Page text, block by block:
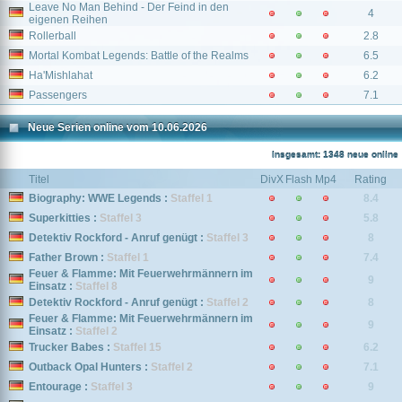
Leave No Man Behind - Der Feind in den
eigenen Reihen
4
Rollerball
2.8
Mortal Kombat Legends: Battle of the Realms
6.5
Ha'Mishlahat
6.2
Passengers
7.1
Neue Serien online vom 10.06.2026
Insgesamt: 1348 neue online
Titel DivX Flash Mp4
Rating
Biography: WWE Legends : Staffel 1
8.4
Superkitties : Staffel 3
5.8
Detektiv Rockford - Anruf genügt : Staffel 3
8
Father Brown : Staffel 1
7.4
Feuer & Flamme: Mit Feuerwehrmännern im
Einsatz : Staffel 8
9
Detektiv Rockford - Anruf genügt : Staffel 2
8
Feuer & Flamme: Mit Feuerwehrmännern im
Einsatz : Staffel 2
9
Trucker Babes : Staffel 15
6.2
Outback Opal Hunters : Staffel 2
7.1
Entourage : Staffel 3
9